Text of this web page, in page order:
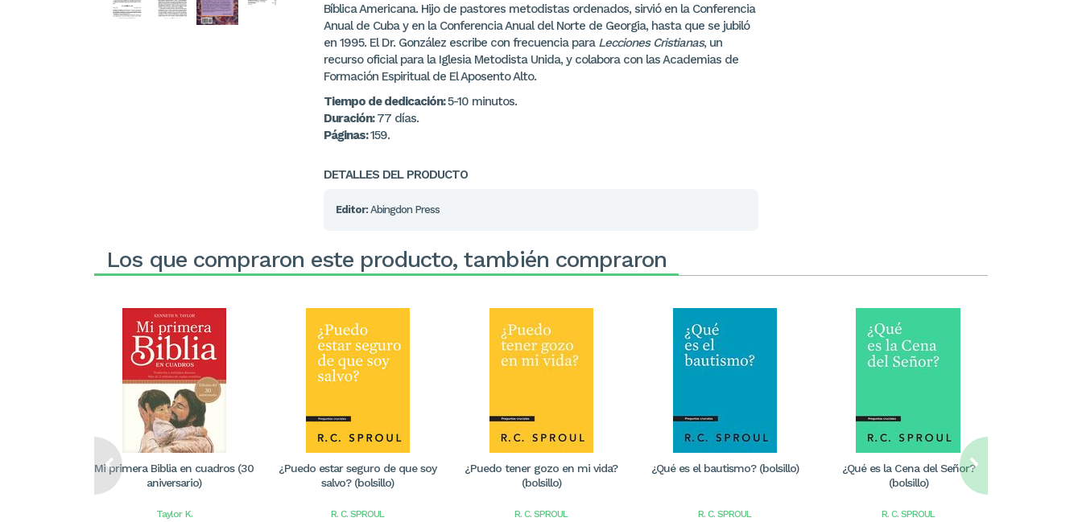
Bíblica Americana. Hijo de pastores metodistas ordenados, sirvió en la Conferencia
Anual de Cuba y en la Conferencia Anual del Norte de Georgia, hasta que se jubiló
en 1995. El Dr. González escribe con frecuencia para Lecciones Cristianas, un
recurso oficial para la Iglesia Metodista Unida, y colabora con las Academias de
Formación Espiritual de El Aposento Alto.
Tiempo de dedicación:5-10 minutos.
Duración:77 días.
Páginas:159.
DETALLES DEL PRODUCTO
Editor: Abingdon Press
Los que compraron este producto, también compraron
Mi primera Biblia en cuadros (30
aniversario)
Taylor K.
¿Puedo estar seguro de que soy
salvo? (bolsillo)
R. C. SPROUL
¿Puedo tener gozo en mi vida?
(bolsillo)
R. C. SPROUL
¿Qué es el bautismo? (bolsillo)
R. C. SPROUL
¿Qué es la Cena del Señor?
(bolsillo)
R. C. SPROUL